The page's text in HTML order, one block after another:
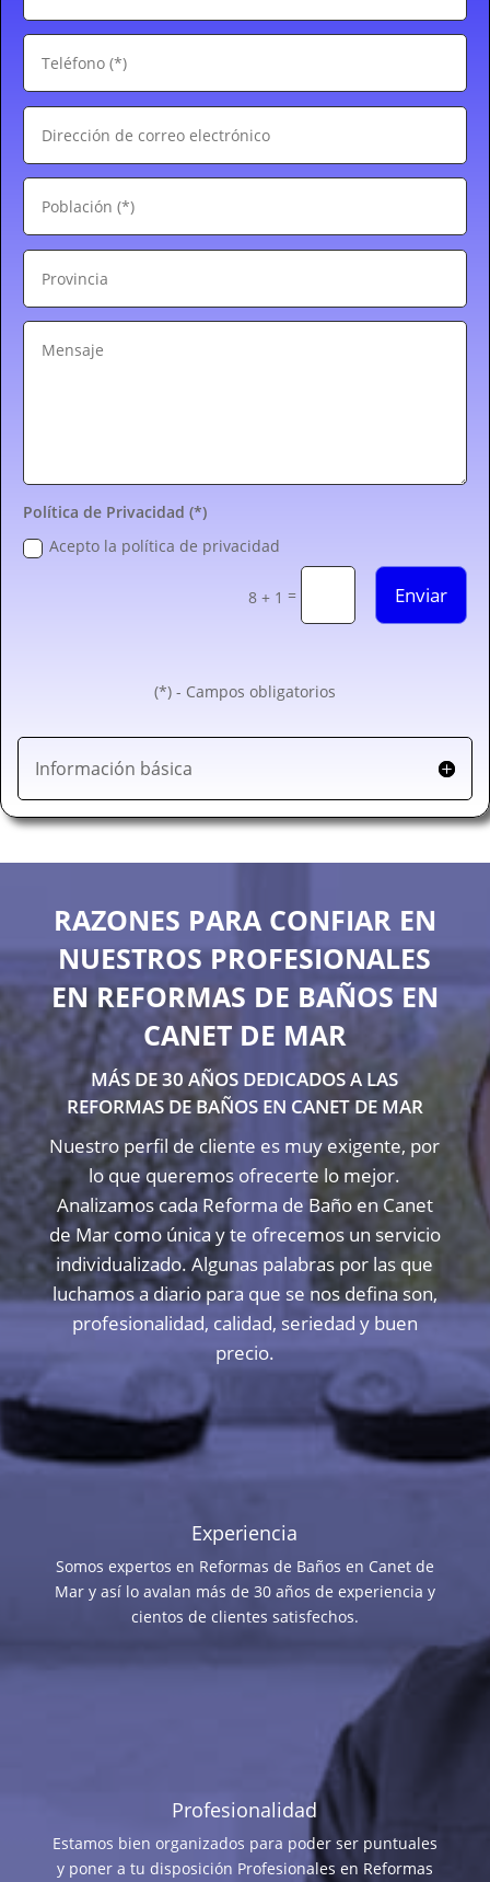
Política de Privacidad (*)
Acepto la política de privacidad
8 + 1 = Enviar
(*) - Campos obligatorios
Información básica
RAZONES PARA CONFIAR EN
NUESTROS PROFESIONALES
EN REFORMAS DE BAÑOS EN
CANET DE MAR
MÁS DE 30 AÑOS DEDICADOS A LAS
REFORMAS DE BAÑOS EN CANET DE MAR
Nuestro perfil de cliente es muy exigente, por
lo que queremos ofrecerte lo mejor.
Analizamos cada Reforma de Baño en Canet
de Mar como única y te ofrecemos un servicio
individualizado. Algunas palabras por las que
luchamos a diario para que se nos defina son,
profesionalidad, calidad, seriedad y buen
precio.
Experiencia
Somos expertos en Reformas de Baños en Canet de
Mar y así lo avalan más de 30 años de experiencia y
cientos de clientes satisfechos.
Profesionalidad
Estamos bien organizados para poder ser puntuales
y poner a tu disposición Profesionales en Reformas